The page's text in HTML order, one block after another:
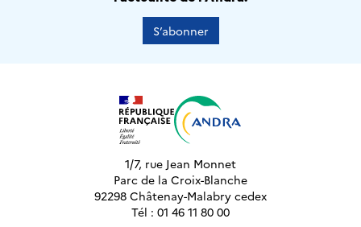
S’abonner
1/7, rue Jean Monnet
Parc de la Croix-Blanche
92298 Châtenay-Malabry cedex
Tél : 01 46 11 80 00